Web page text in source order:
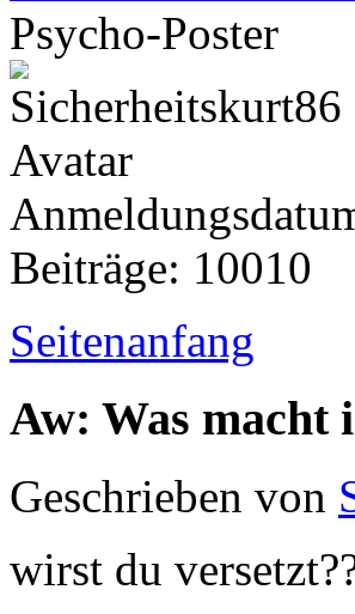
Psycho-Poster
Beiträge: 10010
Seitenanfang
Aw: Was macht
Geschrieben von
wirst du